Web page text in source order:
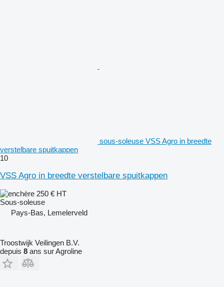
sous-soleuse VSS Agro in breedte
verstelbare spuitkappen
10
VSS Agro in breedte verstelbare spuitkappen
250 € HT
Sous-soleuse
Pays-Bas, Lemelerveld
Troostwijk Veilingen B.V.
depuis 8 ans sur Agroline